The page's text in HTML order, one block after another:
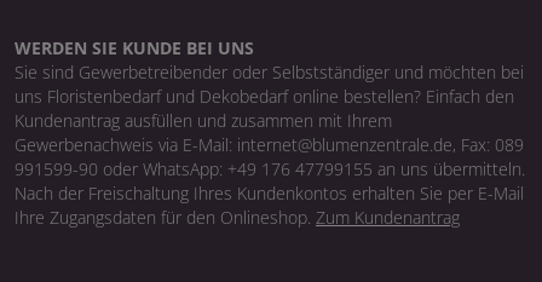
WERDEN SIE KUNDE BEI UNS
Sie sind Gewerbetreibender oder Selbstständiger und möchten bei
uns Floristenbedarf und Dekobedarf online bestellen? Einfach den
Kundenantrag ausfüllen und zusammen mit Ihrem
Gewerbenachweis via E-Mail: internet@blumenzentrale.de, Fax: 089
991599-90 oder WhatsApp: +49 176 47799155 an uns übermitteln.
Nach der Freischaltung Ihres Kundenkontos erhalten Sie per E-Mail
Ihre Zugangsdaten für den Onlineshop. Zum Kundenantrag